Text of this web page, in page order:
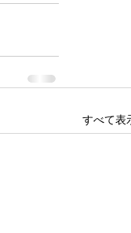
すべて表